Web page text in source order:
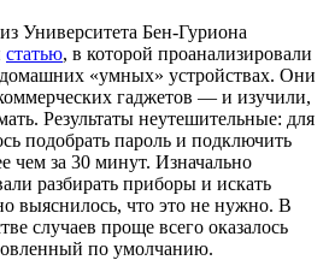
Университета Бен-Гуриона
статью, в которой проанализировали
«умных» устройствах. Они
гаджетов — и изучили,
Результаты неутешительные: для
подобрать пароль и подключить
чем за 30 минут. Изначально
разбирать приборы и искать
выяснилось, что это не нужно. В
случаев проще всего оказалось
по умолчанию.